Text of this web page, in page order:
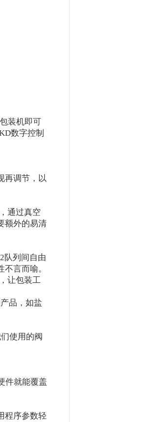
装机即可
数字控制
再调节，以
通过真空
额外的易清
队列间自由
言而喻。
让包装工
品，如盐
使用的阀
件就能覆盖
程序参数轻